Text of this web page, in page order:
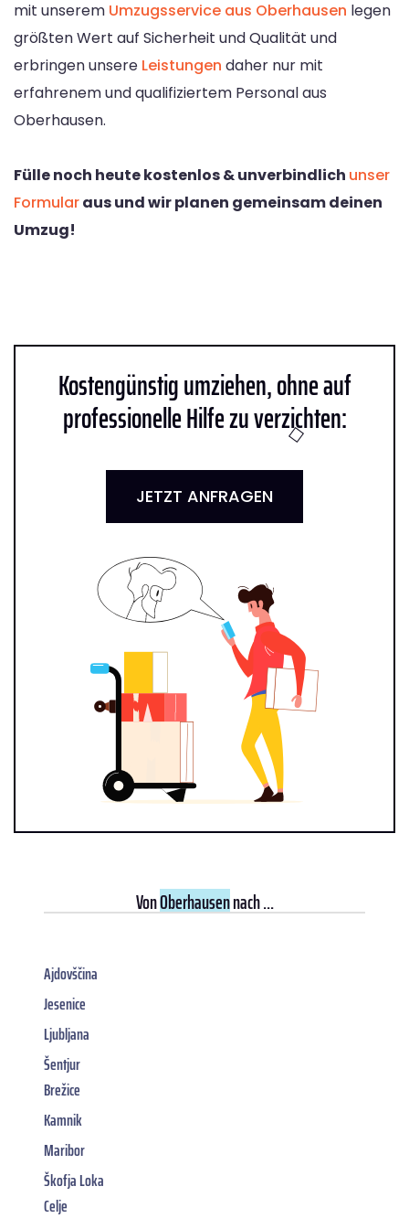
mit unserem Umzugsservice aus Oberhausen legen
größten Wert auf Sicherheit und Qualität und
erbringen unsere Leistungen daher nur mit
erfahrenem und qualifiziertem Personal aus
Oberhausen.
Fülle noch heute kostenlos & unverbindlich unser
Formularaus und wir planen gemeinsam deinen
Umzug!
Kostengünstig umziehen, ohne auf
professionelle Hilfe zu verzichten:
JETZT ANFRAGEN
VonOberhausennach ...
Ajdovščina
Jesenice
Ljubljana
Šentjur
Brežice
Kamnik
Maribor
Škofja Loka
Celje